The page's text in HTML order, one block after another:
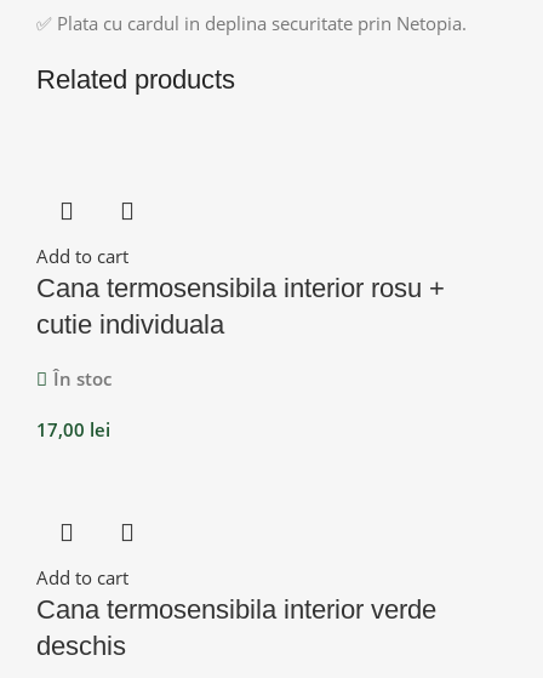
✅ Plata cu cardul in deplina securitate prin Netopia.
Related products
Add to cart
Cana termosensibila interior rosu +
cutie individuala
În stoc
17,00 lei
Add to cart
Cana termosensibila interior verde
deschis